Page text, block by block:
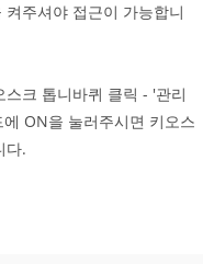
주셔야 접근이 가능합니
크 톱니바퀴 클릭 - '관리
ON을 눌러주시면 키오스
다.